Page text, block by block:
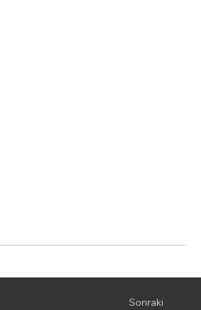
Sonraki